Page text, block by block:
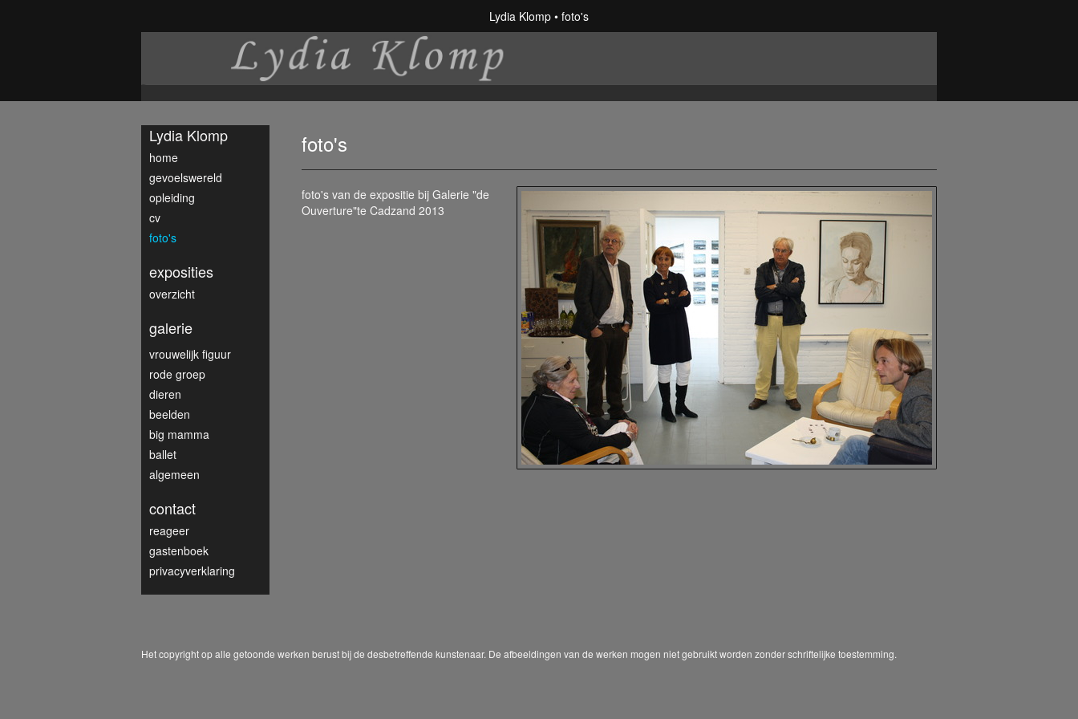
Lydia Klomp foto's
foto's
foto's van de expositie bij Galerie "de
Ouverture"te Cadzand 2013
Lydia Klomp
home
gevoelswereld
opleiding
cv
foto's
exposities
overzicht
galerie
vrouwelijk figuur
rode groep
dieren
beelden
big mamma
ballet
algemeen
contact
reageer
gastenboek
privacyverklaring
Het copyright op alle getoonde werken berust bij de desbetreffende kunstenaar. De afbeeldingen van de werken mogen niet gebruikt worden zonder schriftelijke toestemming.